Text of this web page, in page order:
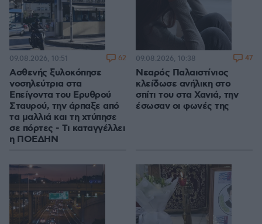
Ασθενής ξυλοκόπησε
νοσηλεύτρια στα
Επείγοντα του Ερυθρού
Σταυρού, την άρπαξε από
τα μαλλιά και τη χτύπησε
σε πόρτες - Τι καταγγέλλει
η ΠΟΕΔΗΝ
09.08.2026, 10:51 62
Νεαρός Παλαιστίνιος
κλείδωσε ανήλικη στο
σπίτι του στα Χανιά, την
έσωσαν οι φωνές της
09.08.2026, 10:38 47